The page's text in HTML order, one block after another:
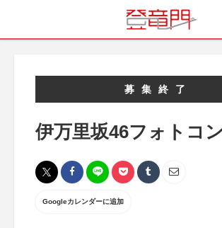
募集終了
伊万里坂46フォトコ
Googleカレンダーに追加